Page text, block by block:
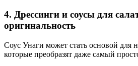
4. Дрессинги и соусы для
оригинальность
Соус Унаги может стать основой для
которые преобразят даже самый